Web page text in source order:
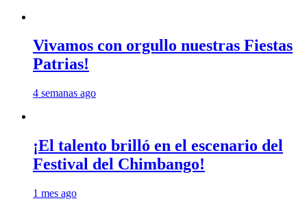
Vivamos con orgullo nuestras Fiestas
Patrias!
4 semanas ago
¡El talento brilló en el escenario del
Festival del Chimbango!
1 mes ago